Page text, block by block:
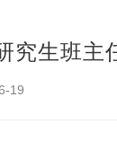
究生班主
19